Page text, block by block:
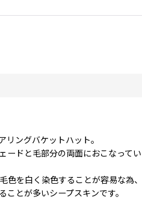
ングバケットハット。
ドと毛部分の両面におこなってい
を白く染色することが容易な為、
とが多いシープスキンです。